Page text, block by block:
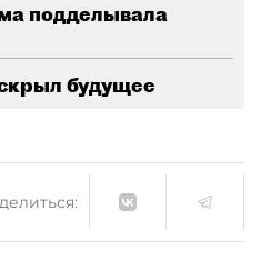
подделывала
будущее